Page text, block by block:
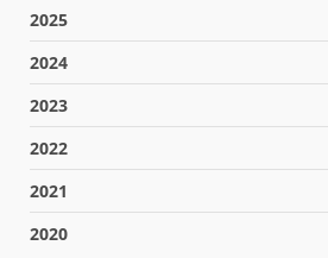
2025
2024
2023
2022
2021
2020